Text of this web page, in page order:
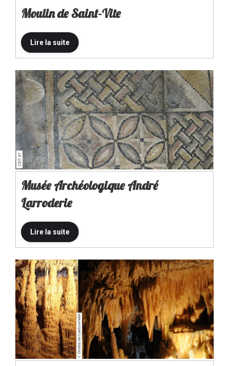
Moulin de Saint-Vite
Musée Archéologique André
Larroderie